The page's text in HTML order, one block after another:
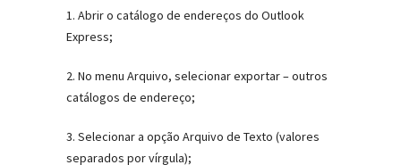
1. Abrir o catálogo de endereços do Outlook
Express;
2. No menu Arquivo, selecionar exportar – outros
catálogos de endereço;
3. Selecionar a opção Arquivo de Texto (valores
separados por vírgula);